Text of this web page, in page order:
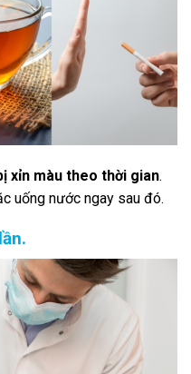
xỉn màu theo thời gian.
uống nước ngay sau đó.